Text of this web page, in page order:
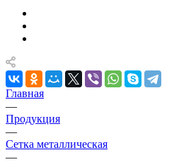
Главная
—
Продукция
—
Сетка металлическая
—